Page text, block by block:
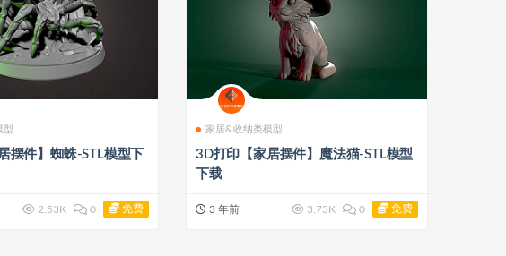
型
摆件】蜘蛛-STL模型下
2.53K 0 免费
家居&收纳类模型
3D打印【家居摆件】魔法猫-STL模型
下载
3 年前 3.73K 0 免费